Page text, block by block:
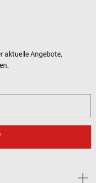
aktuelle Angebote,